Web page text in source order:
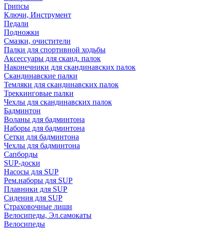
Грипсы
Ключи, Инструмент
Педали
Подножки
Смазки, очистители
Палки для спортивной ходьбы
Аксессуары для сканд. палок
Наконечники для скандинавских палок
Скандинавские палки
Темляки для скандинавских палок
Треккинговые палки
Чехлы для скандинавских палок
Бадминтон
Воланы для бадминтона
Наборы для бадминтона
Сетки для бадминтона
Чехлы для бадминтона
Сапборды
SUP-доски
Насосы для SUP
Рем.наборы для SUP
Плавники для SUP
Сидения для SUP
Страховочные лиши
Велосипеды, Эл.самокаты
Велосипеды